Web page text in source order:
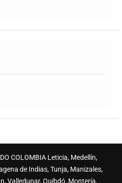
COLOMBIA Leticia, Medellín,
de Indias, Tunja, Manizales,
Valledupar, Quibdó, Montería,